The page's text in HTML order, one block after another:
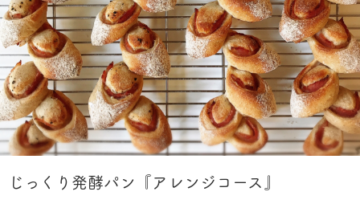
じっくり発酵パン『アレンジコース』